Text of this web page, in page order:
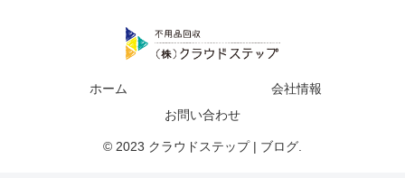
ホーム
会社情報
お問い合わせ
© 2023 クラウドステップ | ブログ.